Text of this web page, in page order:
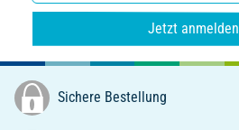
Jetzt anmelden
Sichere Bestellung